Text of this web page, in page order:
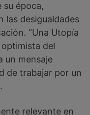
su época,
las desigualdades
“Una Utopía
del
un mensaje
de trabajar por un
relevante en